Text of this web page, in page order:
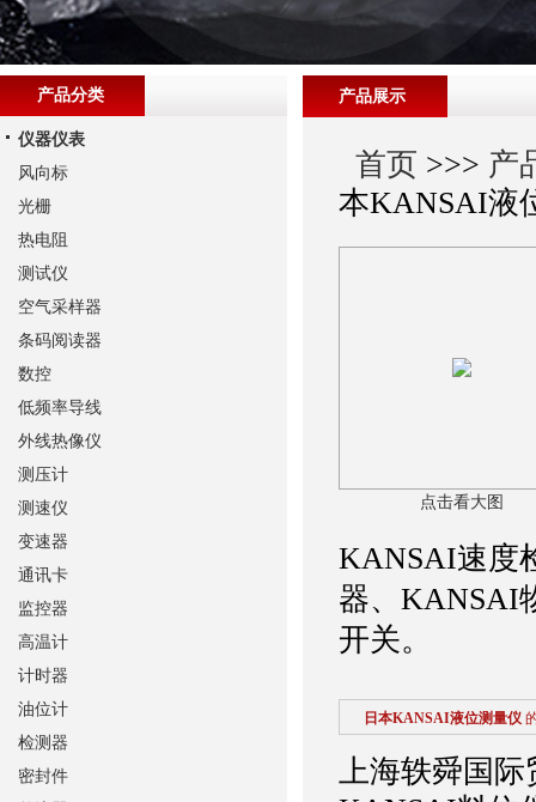
产品展示
首页 >>> 产
本KANSAI液
点击看大图
KANSAI速度
器、KANSAI
开关。
日本KANSAI液位测量仪
上海轶舜国
产品分类
仪器仪表
风向标
光栅
热电阻
测试仪
空气采样器
条码阅读器
数控
低频率导线
外线热像仪
测压计
测速仪
变速器
通讯卡
监控器
高温计
计时器
油位计
检测器
密封件